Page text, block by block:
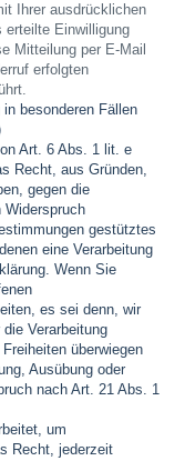
Ihrer ausdrücklichen
erteilte Einwilligung
Mitteilung per E-Mail
erfolgten
besonderen Fällen
Art. 6 Abs. 1 lit. e
Recht, aus Gründen,
gegen die
Widerspruch
gestütztes
eine Verarbeitung
Wenn Sie
es sei denn, wir
Verarbeitung
überwiegen
Ausübung oder
nach Art. 21 Abs. 1
um
Recht, jederzeit